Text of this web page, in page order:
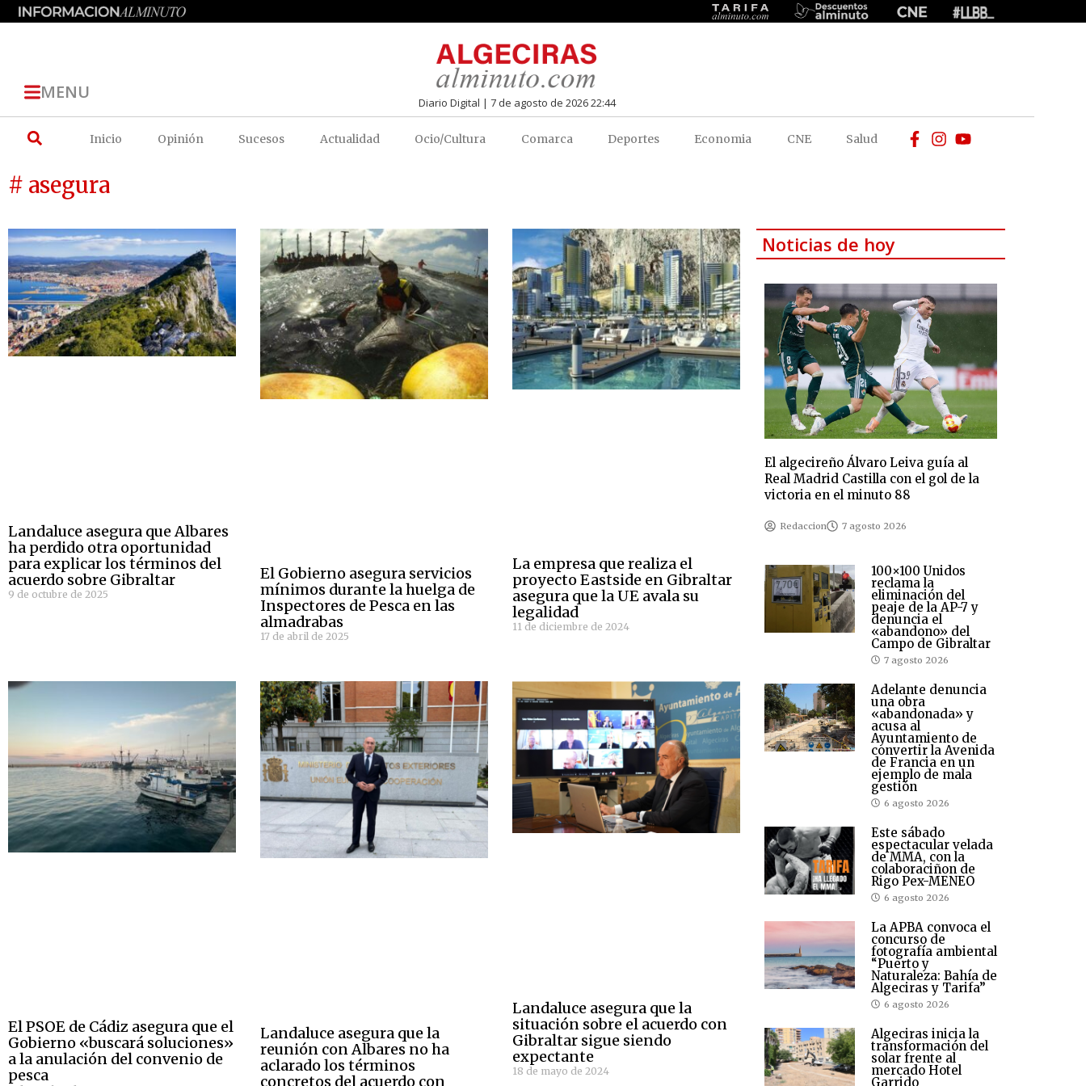
MENU Diario Digital | 7 de agosto de 2026 22:44
Inicio Opinión Sucesos Actualidad Ocio/Cultura Comarca Deportes Economia CNE Salud
# asegura
Landaluce asegura que Albares
ha perdido otra oportunidad
para explicar los términos del
acuerdo sobre Gibraltar
9 de octubre de 2025
El Gobierno asegura servicios
mínimos durante la huelga de
Inspectores de Pesca en las
almadrabas
17 de abril de 2025
La empresa que realiza el
proyecto Eastside en Gibraltar
asegura que la UE avala su
legalidad
11 de diciembre de 2024
El PSOE de Cádiz asegura que el
Gobierno «buscará soluciones»
a la anulación del convenio de
pesca
Landaluce asegura que la
reunión con Albares no ha
aclarado los términos
concretos del acuerdo con
Landaluce asegura que la
situación sobre el acuerdo con
Gibraltar sigue siendo
expectante
18 de mayo de 2024
Noticias de hoy
El algecireño Álvaro Leiva guía al
Real Madrid Castilla con el gol de la
victoria en el minuto 88
Redaccion 7 agosto 2026
100×100 Unidos
reclama la
eliminación del
peaje de la AP-7 y
denuncia el
«abandono» del
Campo de Gibraltar
7 agosto 2026
Adelante denuncia
una obra
«abandonada» y
acusa al
Ayuntamiento de
convertir la Avenida
de Francia en un
ejemplo de mala
gestión
6 agosto 2026
Este sábado
espectacular velada
de MMA, con la
colaboraciñon de
Rigo Pex-MENEO
6 agosto 2026
La APBA convoca el
concurso de
fotografía ambiental
“Puerto y
Naturaleza: Bahía de
Algeciras y Tarifa”
6 agosto 2026
Algeciras inicia la
transformación del
solar frente al
mercado Hotel
Garrido